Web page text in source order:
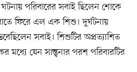
পরিবারের সবাই ছিলেন শোকে
ফিরে এল এক শিশু। দুর্ঘটনায়
সবাই। শিশুটির অপ্রত্যাশিত
মধ্যে যেন সান্ত্বনার পরশ পরিবারটির